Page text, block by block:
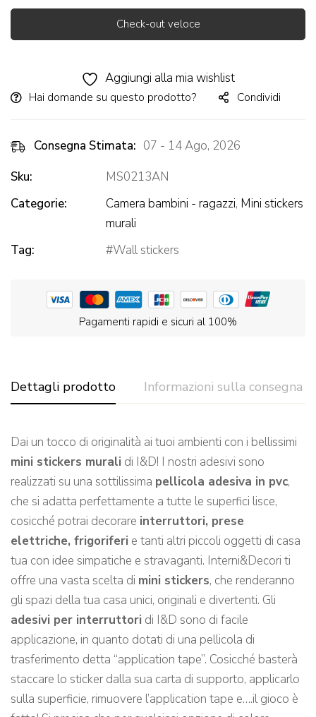
Check-out veloce
Aggiungi alla mia wishlist
Hai domande su questo prodotto? Condividi
Consegna Stimata: 07 - 14 Ago, 2026
Sku:
MS0213AN
Categorie:
Camera bambini - ragazzi, Mini stickers
murali
Tag:
Wall stickers
Pagamenti rapidi e sicuri al 100%
Dettagli prodotto Informazioni sulla consegna
Dai un tocco di originalità ai tuoi ambienti con i bellissimi
mini stickers murali di I&D! I nostri adesivi sono
realizzati su una sottilissima pellicola adesiva in pvc,
che si adatta perfettamente a tutte le superfici lisce,
cosicché potrai decorare interruttori, prese
elettriche, frigoriferi e tanti altri piccoli oggetti di casa
tua con idee simpatiche e stravaganti. Interni&Decori ti
offre una vasta scelta di mini stickers, che renderanno
gli spazi della tua casa unici, originali e divertenti. Gli
adesivi per interruttori di I&D sono di facile
applicazione, in quanto dotati di una pellicola di
trasferimento detta “application tape”. Cosicché basterà
staccare lo sticker dalla sua carta di supporto, applicarlo
sulla superficie, rimuovere l’application tape e….il gioco è